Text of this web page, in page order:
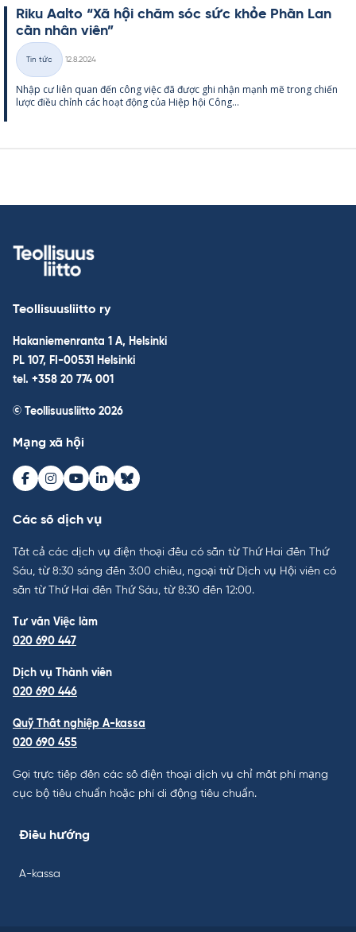
Riku Aalto “Xã hội chăm sóc sức khỏe Phần Lan
cần nhân viên”
Thể
loại
Tin tức
12.8.2024
Nhập cư liên quan đến công việc đã được ghi nhận mạnh mẽ trong chiến
lược điều chỉnh các hoạt động của Hiệp hội Công...
Teollisuusliitto ry
Hakaniemenranta 1 A, Helsinki
PL 107, FI-00531 Helsinki
tel. +358 20 774 001
© Teollisuusliitto 2026
Mạng xã hội
Facebook
Instagram
Youtube
LinkedInBluesky
Các số dịch vụ
Tất cả các dịch vụ điện thoại đều có sẵn từ Thứ Hai đến Thứ
Sáu, từ 8:30 sáng đến 3:00 chiều, ngoại trừ Dịch vụ Hội viên có
sẵn từ Thứ Hai đến Thứ Sáu, từ 8:30 đến 12:00.
Tư vấn Việc làm
020 690 447
Dịch vụ Thành viên
020 690 446
Quỹ Thất nghiệp A-kassa
020 690 455
Gọi trực tiếp đến các số điện thoại dịch vụ chỉ mất phí mạng
cục bộ tiêu chuẩn hoặc phí di động tiêu chuẩn.
Điều hướng
A-kassa